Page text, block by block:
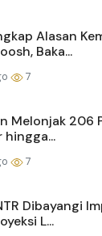
Alasan
Baka...
7
Melonjak 206
hingga...
7
Dibayangi
L...